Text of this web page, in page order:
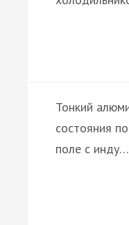
Тонкий
состояния
поле с инду…